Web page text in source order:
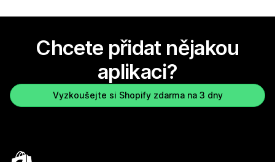
Chcete přidat nějakou
aplikaci?
Vyzkoušejte si Shopify zdarma na 3 dny